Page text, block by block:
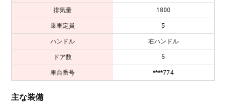
排気量 1800
乗車定員 5
ハンドル 右ハンドル
ドア数 5
車台番号 ****774
主な装備